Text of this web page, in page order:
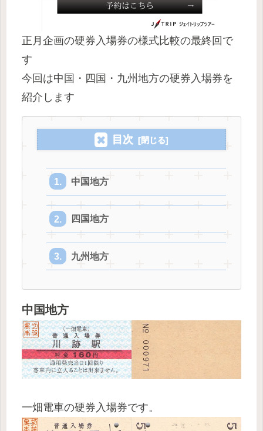
正月企画の硬券入場券の様式比較の最終回で
す
今回は中国・四国・九州地方の硬券入場券を
紹介します
目次
中国地方
四国地方
九州地方
中国地方
一畑電車の硬券入場券です。